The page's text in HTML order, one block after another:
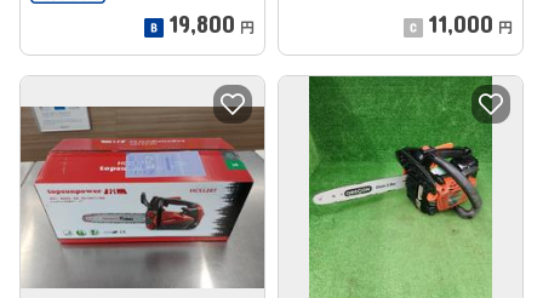
19,800 円 11,000 円